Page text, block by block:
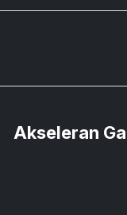
Akseleran